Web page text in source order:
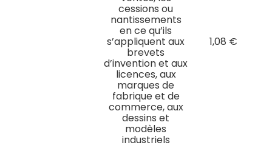
cessions ou
nantissements
en ce qu’ils
s’appliquent aux
brevets
d’invention et aux
licences, aux
marques de
fabrique et de
commerce, aux
dessins et
modèles
industriels
1,08 €